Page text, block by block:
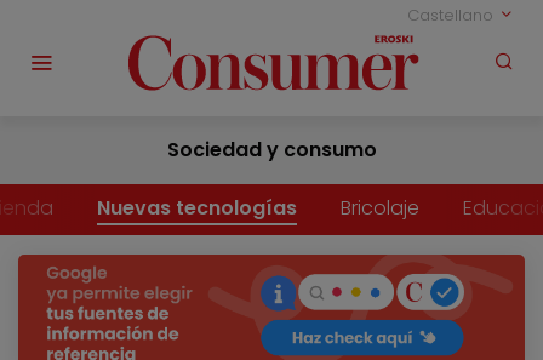
Castellano
Sociedad y consumo
Nuevas tecnologías Bricolaje